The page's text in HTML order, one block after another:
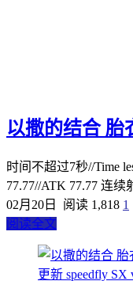
以撒的结合 胎
时间不超过7秒//Time
77.77//ATK 77.77 连续
02月20日
阅读 1,818 1
阅读全文